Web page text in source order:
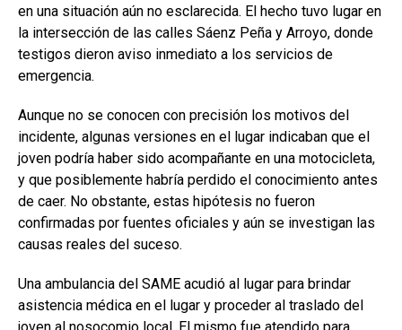
en una situación aún no esclarecida. El hecho tuvo lugar en
la intersección de las calles Sáenz Peña y Arroyo, donde
testigos dieron aviso inmediato a los servicios de
emergencia.
Aunque no se conocen con precisión los motivos del
incidente, algunas versiones en el lugar indicaban que el
joven podría haber sido acompañante en una motocicleta,
y que posiblemente habría perdido el conocimiento antes
de caer. No obstante, estas hipótesis no fueron
confirmadas por fuentes oficiales y aún se investigan las
causas reales del suceso.
Una ambulancia del SAME acudió al lugar para brindar
asistencia médica en el lugar y proceder al traslado del